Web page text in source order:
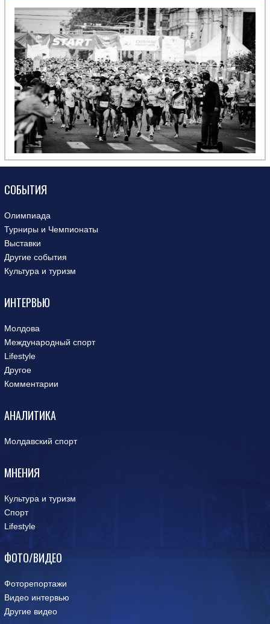
СОБЫТИЯ
Олимпиада
Турниры и Чемпионаты
Выставки
Другие события
Культура и туризм
ИНТЕРВЬЮ
Молдова
Международный спорт
Lifestyle
Другое
Комментарии
АНАЛИТИКА
Молдавский спорт
МНЕНИЯ
Культура и туризм
Спорт
Lifestyle
ФОТО/ВИДЕО
Фоторепортажи
Видео интервью
Другие видео